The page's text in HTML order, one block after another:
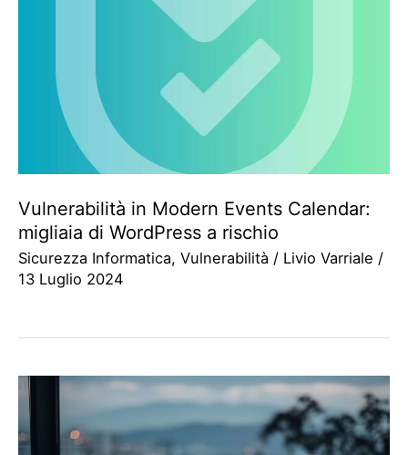
Vulnerabilità in Modern Events Calendar:
migliaia di WordPress a rischio
Sicurezza Informatica, Vulnerabilità / Livio Varriale /
13 Luglio 2024